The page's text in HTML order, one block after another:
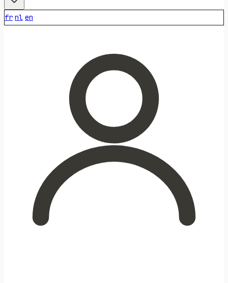
fr nl en